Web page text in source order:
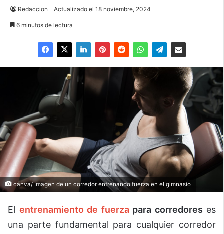
Redaccion Actualizado el 18 noviembre, 2024
6 minutos de lectura
canva/ Imagen de un corredor entrenando fuerza en el gimnasio
El entrenamiento de fuerzapara corredores es
una parte fundamental para cualquier corredor